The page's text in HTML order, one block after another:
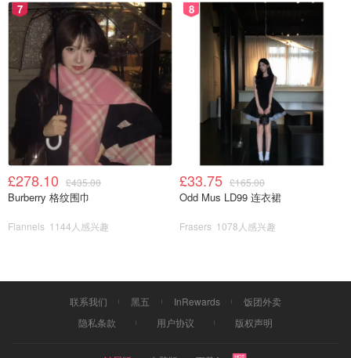
这款睡衣使用的是圆机针织工艺，悬垂感很好不易起皱，而
且针织真丝面料具有质地柔软、吸湿透气、优良的弹性与延
7
£278.10 £435.00
Burberry 格纹围巾
Flannels 1144人感兴趣
8
£33.75 £165.00
Odd Mus LD99 连衣裙
Frasers 1078人感兴趣
联系我们 黑五 InRewards
饭团外卖
隐私条款
用户协议 版权声明